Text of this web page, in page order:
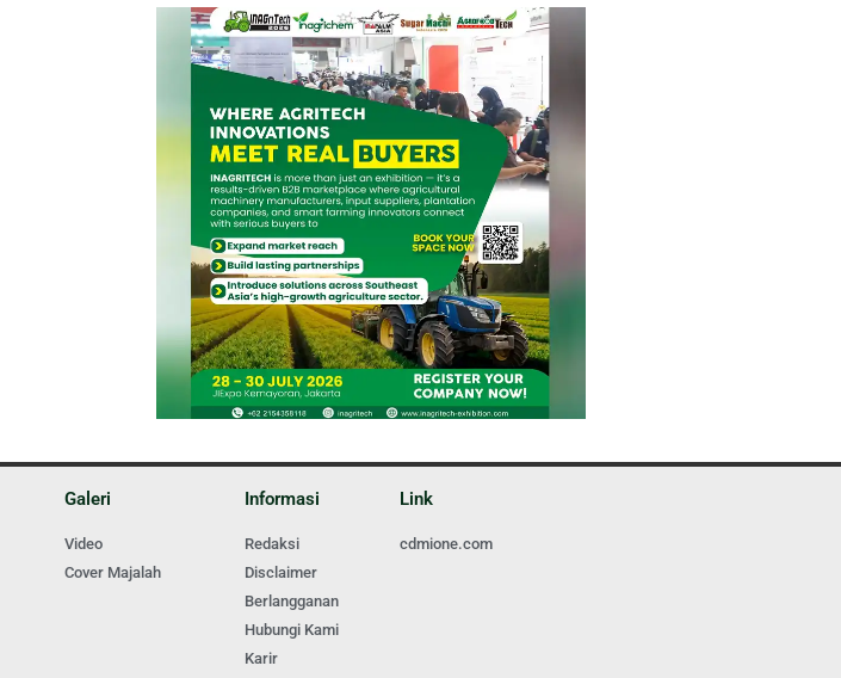
Galeri
Video
Cover Majalah
Informasi
Redaksi
Disclaimer
Berlangganan
Hubungi Kami
Karir
Link
cdmione.com